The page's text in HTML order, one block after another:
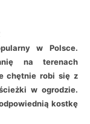
w Polsce.
na terenach
chętnie robi się z
w ogrodzie.
kostkę